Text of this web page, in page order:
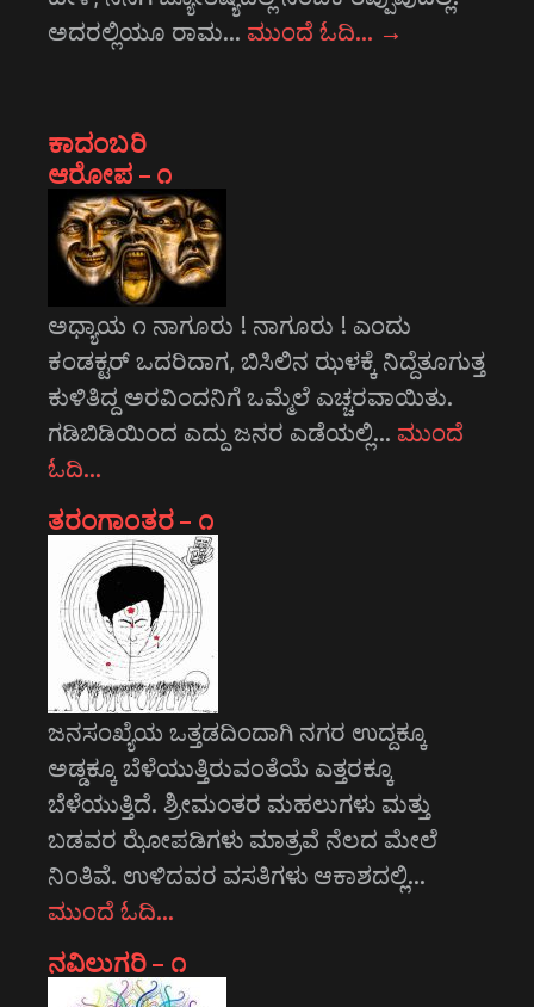
ಅದರಲ್ಲಿಯೂ ರಾಮ… ಮುಂದೆ ಓದಿ… →
ಕಾದಂಬರಿ
ಆರೋಪ – ೧
ಅಧ್ಯಾಯ ೧ ನಾಗೂರು ! ನಾಗೂರು ! ಎಂದು
ಕಂಡಕ್ಟರ್ ಒದರಿದಾಗ, ಬಿಸಿಲಿನ ಝಳಕ್ಕೆ ನಿದ್ದೆತೂಗುತ್ತ
ಕುಳಿತಿದ್ದ ಅರವಿಂದನಿಗೆ ಒಮ್ಮೆಲೆ ಎಚ್ಚರವಾಯಿತು.
ಗಡಿಬಿಡಿಯಿಂದ ಎದ್ದು ಜನರ ಎಡೆಯಲ್ಲಿ… ಮುಂದೆ
ಓದಿ…
ತರಂಗಾಂತರ – ೧
ಜನಸಂಖ್ಯೆಯ ಒತ್ತಡದಿಂದಾಗಿ ನಗರ ಉದ್ದಕ್ಕೂ
ಅಡ್ಡಕ್ಕೂ ಬೆಳೆಯುತ್ತಿರುವಂತೆಯೆ ಎತ್ತರಕ್ಕೂ
ಬೆಳೆಯುತ್ತಿದೆ. ಶ್ರೀಮಂತರ ಮಹಲುಗಳು ಮತ್ತು
ಬಡವರ ಝೋಪಡಿಗಳು ಮಾತ್ರವೆ ನೆಲದ ಮೇಲೆ
ನಿಂತಿವೆ. ಉಳಿದವರ ವಸತಿಗಳು ಆಕಾಶದಲ್ಲಿ…
ಮುಂದೆ ಓದಿ…
ನವಿಲುಗರಿ – ೧